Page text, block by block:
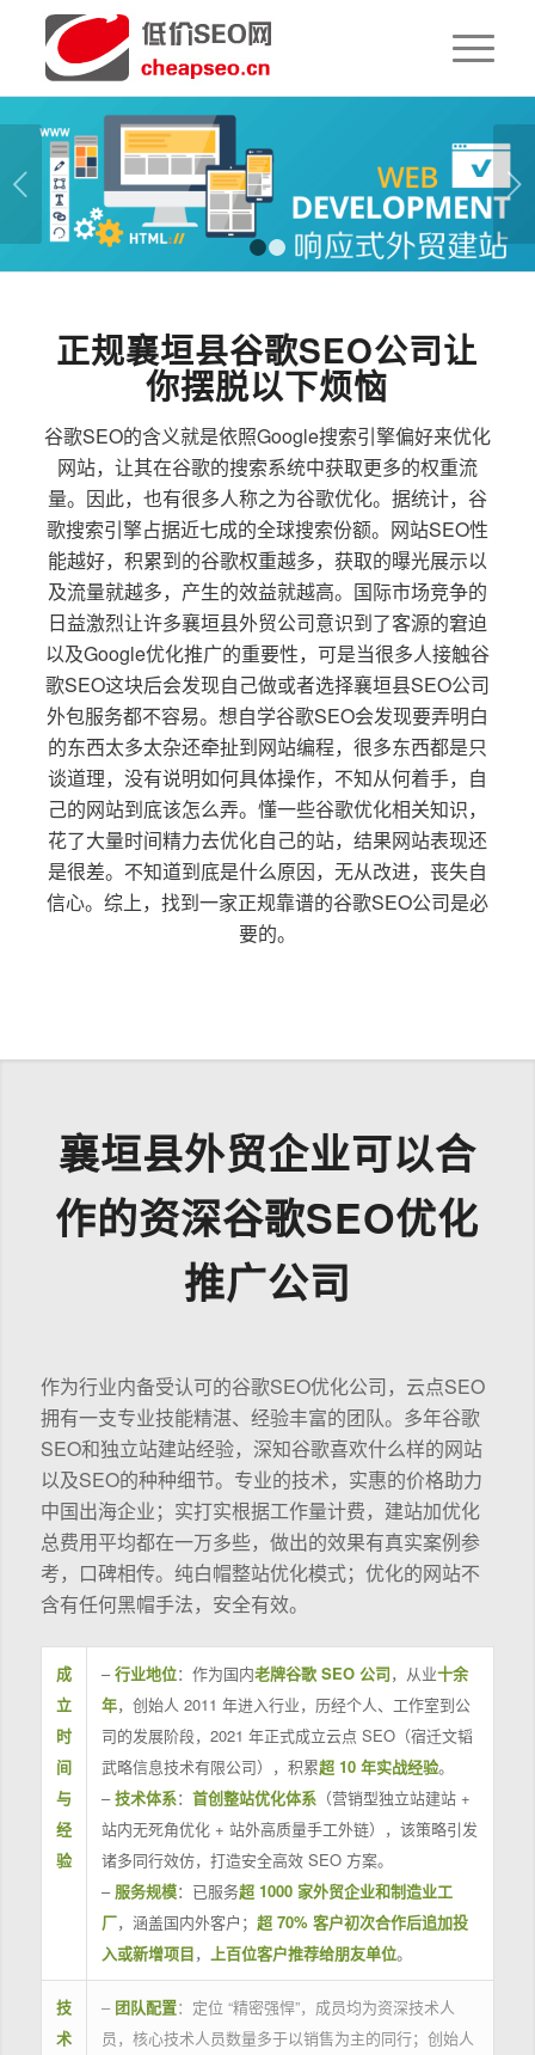
下一页
1 2
正规襄垣县谷歌SEO公司让
你摆脱以下烦恼
谷歌SEO的含义就是依照Google搜索引擎偏好来优化
网站，让其在谷歌的搜索系统中获取更多的权重流
量。因此，也有很多人称之为谷歌优化。据统计，谷
歌搜索引擎占据近七成的全球搜索份额。网站SEO性
能越好，积累到的谷歌权重越多，获取的曝光展示以
及流量就越多，产生的效益就越高。国际市场竞争的
日益激烈让许多襄垣县外贸公司意识到了客源的窘迫
以及Google优化推广的重要性，可是当很多人接触谷
歌SEO这块后会发现自己做或者选择襄垣县SEO公司
外包服务都不容易。想自学谷歌SEO会发现要弄明白
的东西太多太杂还牵扯到网站编程，很多东西都是只
谈道理，没有说明如何具体操作，不知从何着手，自
己的网站到底该怎么弄。懂一些谷歌优化相关知识，
花了大量时间精力去优化自己的站，结果网站表现还
是很差。不知道到底是什么原因，无从改进，丧失自
信心。综上，找到一家正规靠谱的谷歌SEO公司是必
要的。
襄垣县外贸企业可以合
作的资深谷歌SEO优化
推广公司
作为行业内备受认可的谷歌SEO优化公司，云点SEO
拥有一支专业技能精湛、经验丰富的团队。多年谷歌
SEO和独立站建站经验，深知谷歌喜欢什么样的网站
以及SEO的种种细节。专业的技术，实惠的价格助力
中国出海企业；实打实根据工作量计费，建站加优化
总费用平均都在一万多些，做出的效果有真实案例参
考，口碑相传。纯白帽整站优化模式；优化的网站不
含有任何黑帽手法，安全有效。
成
立
时
间
与
经
验
–行业地位：作为国内老牌谷歌 SEO 公司，从业十余
年，创始人 2011 年进入行业，历经个人、工作室到公
司的发展阶段，2021 年正式成立云点 SEO（宿迁文韬
武略信息技术有限公司），积累超 10 年实战经验。
–技术体系： 首创整站优化体系（营销型独立站建站 +
站内无死角优化 + 站外高质量手工外链），该策略引发
诸多同行效仿，打造安全高效 SEO 方案。
– 服务规模：已服务超 1000 家外贸企业和制造业工
厂，涵盖国内外客户； 超 70% 客户初次合作后追加投
入或新增项目， 上百位客户推荐给朋友单位。
技
术
– 团队配置：定位 “精密强悍”，成员均为资深技术人
员，核心技术人员数量多于以销售为主的同行；创始人